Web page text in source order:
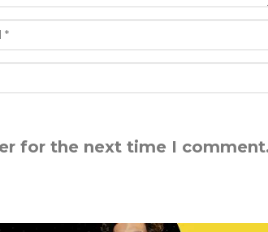
for the next time I